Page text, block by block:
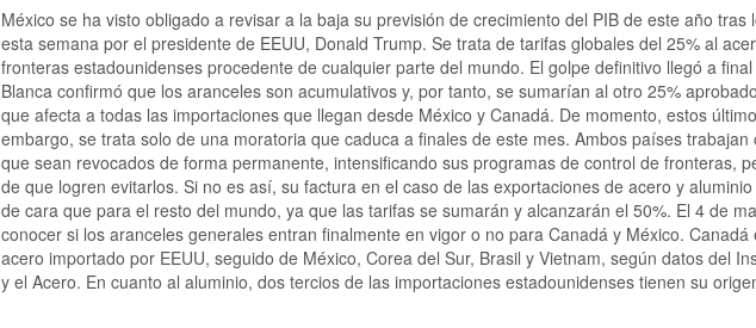
México se ha visto obligado a revisar a la baja su previsión de crecimiento del PIB de este año tras
esta semana por el presidente de EEUU, Donald Trump. Se trata de tarifas globales del 25% al
fronteras estadounidenses procedente de cualquier parte del mundo. El golpe definitivo llegó a
Blanca confirmó que los aranceles son acumulativos y, por tanto, se sumarían al otro 25%
que afecta a todas las importaciones que llegan desde México y Canadá. De momento, estos
embargo, se trata solo de una moratoria que caduca a finales de este mes. Ambos países
que sean revocados de forma permanente, intensificando sus programas de control de fronteras,
de que logren evitarlos. Si no es así, su factura en el caso de las exportaciones de acero y
de cara que para el resto del mundo, ya que las tarifas se sumarán y alcanzarán el 50%. El 4 de
conocer si los aranceles generales entran finalmente en vigor o no para Canadá y México. Canadá
acero importado por EEUU, seguido de México, Corea del Sur, Brasil y Vietnam, según datos del
y el Acero. En cuanto al aluminio, dos tercios de las importaciones estadounidenses tienen su